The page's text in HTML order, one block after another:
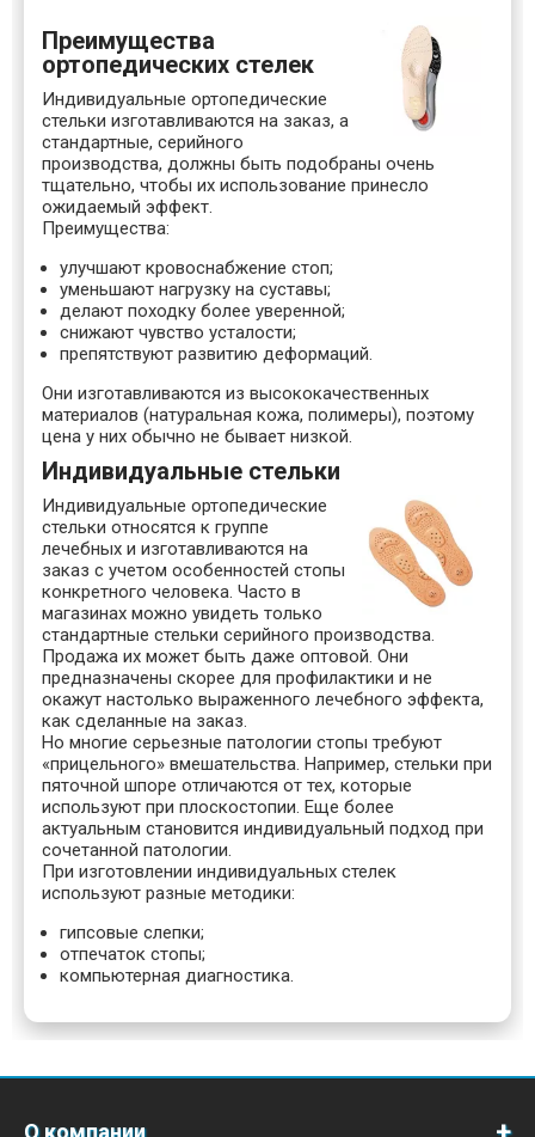
Преимущества
ортопедических стелек
Индивидуальные ортопедические
стельки изготавливаются на заказ, а
стандартные, серийного
производства, должны быть подобраны очень
тщательно, чтобы их использование принесло
ожидаемый эффект.
Преимущества:
улучшают кровоснабжение стоп;
уменьшают нагрузку на суставы;
делают походку более уверенной;
снижают чувство усталости;
препятствуют развитию деформаций.
Они изготавливаются из высококачественных
материалов (натуральная кожа, полимеры), поэтому
цена у них обычно не бывает низкой.
Индивидуальные стельки
Индивидуальные ортопедические
стельки относятся к группе
лечебных и изготавливаются на
заказ с учетом особенностей стопы
конкретного человека. Часто в
магазинах можно увидеть только
стандартные стельки серийного производства.
Продажа их может быть даже оптовой. Они
предназначены скорее для профилактики и не
окажут настолько выраженного лечебного эффекта,
как сделанные на заказ.
Но многие серьезные патологии стопы требуют
«прицельного» вмешательства. Например, стельки при
пяточной шпоре отличаются от тех, которые
используют при плоскостопии. Еще более
актуальным становится индивидуальный подход при
сочетанной патологии.
При изготовлении индивидуальных стелек
используют разные методики:
гипсовые слепки;
отпечаток стопы;
компьютерная диагностика.
О компании